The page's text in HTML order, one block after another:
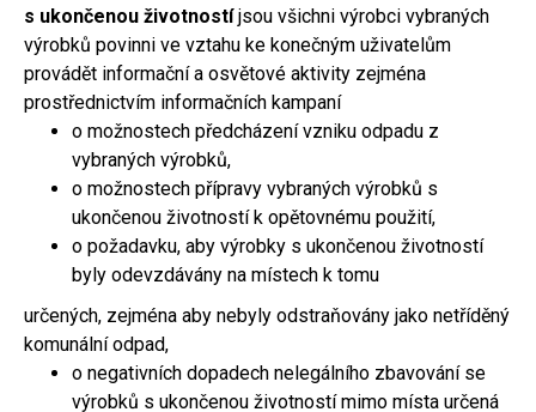
s ukončenou životnostíjsou všichni výrobci vybraných
výrobků povinni ve vztahu ke konečným uživatelům
provádět informační a osvětové aktivity zejména
prostřednictvím informačních kampaní
o možnostech předcházení vzniku odpadu z
vybraných výrobků,
o možnostech přípravy vybraných výrobků s
ukončenou životností k opětovnému použití,
o požadavku, aby výrobky s ukončenou životností
byly odevzdávány na místech k tomu
určených, zejména aby nebyly odstraňovány jako netříděný
komunální odpad,
o negativních dopadech nelegálního zbavování se
výrobků s ukončenou životností mimo místa určená